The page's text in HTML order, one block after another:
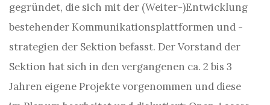
gegründet, die sich mit der (Weiter-)Entwicklung
bestehender Kommunikationsplattformen und -
strategien der Sektion befasst. Der Vorstand der
Sektion hat sich in den vergangenen ca. 2 bis 3
Jahren eigene Projekte vorgenommen und diese